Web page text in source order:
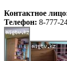
Контактное
Телефон: 8-777-